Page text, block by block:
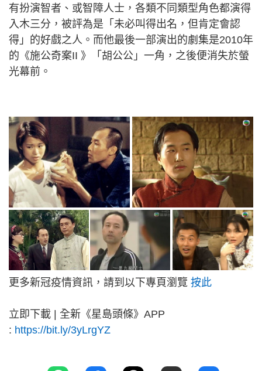
有扮演智者、或智障人士，各類不同類型角色都演得
入木三分，被評為是「未必叫得出名，但肯定會認
得」的好戲之人。而他最後一部演出的劇集是2010年
的《施公奇案II 》「胡公公」一角，之後便消失於螢
光幕前。
更多新冠疫情資訊，請到以下專頁瀏覽 按此
立即下載 | 全新《星島頭條》APP
: https://bit.ly/3yLrgYZ